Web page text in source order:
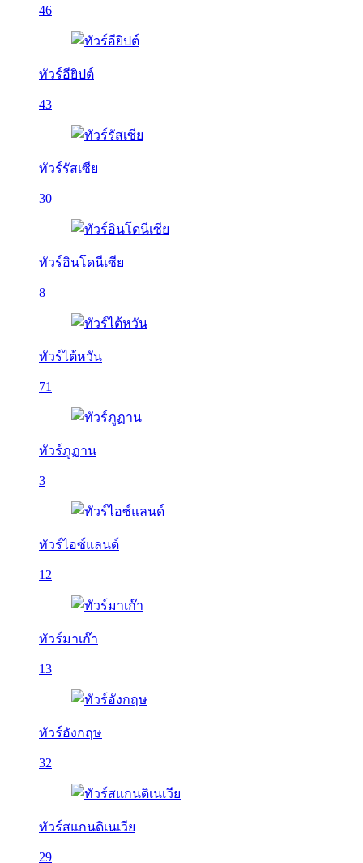
46
ทัวร์อียิปต์
43
ทัวร์รัสเซีย
30
ทัวร์อินโดนีเซีย
8
ทัวร์ไต้หวัน
71
ทัวร์ภูฏาน
3
ทัวร์ไอซ์แลนด์
12
ทัวร์มาเก๊า
13
ทัวร์อังกฤษ
32
ทัวร์สแกนดิเนเวีย
29